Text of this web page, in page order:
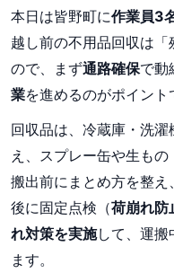
本日は皆野町に作業員3
越し前の不用品回収は
ので、まず通路確保で動
業を進めるのがポイント
回収品は、冷蔵庫・洗
え、スプレー缶や生もの
搬出前にまとめ方を整
後に固定点検（荷崩れ防
れ対策を実施して、運搬
ます。